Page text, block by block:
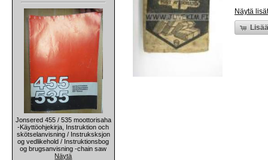
Jonsered 455 / 535 moottorisaha
-Käyttöohjekirja, Instruktion och
skötselanvisning / Instruksksjon
og vedlikehold / Instruktionsbog
og brugsanvisning -chain saw
Näytä
Näytä